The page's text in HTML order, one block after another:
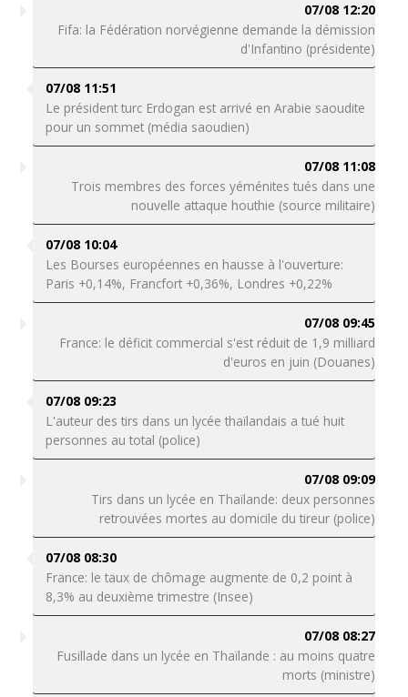
07/08 12:20
Fifa: la Fédération norvégienne demande la démission
d'Infantino (présidente)
07/08 11:51
Le président turc Erdogan est arrivé en Arabie saoudite
pour un sommet (média saoudien)
07/08 11:08
Trois membres des forces yéménites tués dans une
nouvelle attaque houthie (source militaire)
07/08 10:04
Les Bourses européennes en hausse à l'ouverture:
Paris +0,14%, Francfort +0,36%, Londres +0,22%
07/08 09:45
France: le déficit commercial s'est réduit de 1,9 milliard
d'euros en juin (Douanes)
07/08 09:23
L'auteur des tirs dans un lycée thaïlandais a tué huit
personnes au total (police)
07/08 09:09
Tirs dans un lycée en Thaïlande: deux personnes
retrouvées mortes au domicile du tireur (police)
07/08 08:30
France: le taux de chômage augmente de 0,2 point à
8,3% au deuxième trimestre (Insee)
07/08 08:27
Fusillade dans un lycée en Thaïlande : au moins quatre
morts (ministre)